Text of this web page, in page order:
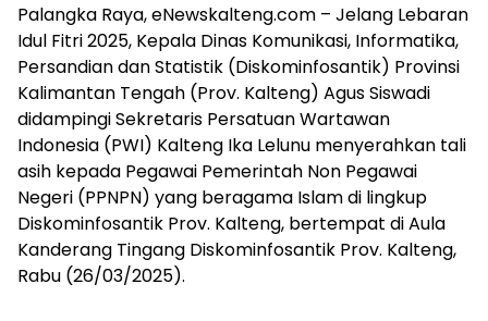
Palangka Raya, eNewskalteng.com – Jelang Lebaran
Idul Fitri 2025, Kepala Dinas Komunikasi, Informatika,
Persandian dan Statistik (Diskominfosantik) Provinsi
Kalimantan Tengah (Prov. Kalteng) Agus Siswadi
didampingi Sekretaris Persatuan Wartawan
Indonesia (PWI) Kalteng Ika Lelunu menyerahkan tali
asih kepada Pegawai Pemerintah Non Pegawai
Negeri (PPNPN) yang beragama Islam di lingkup
Diskominfosantik Prov. Kalteng, bertempat di Aula
Kanderang Tingang Diskominfosantik Prov. Kalteng,
Rabu (26/03/2025).